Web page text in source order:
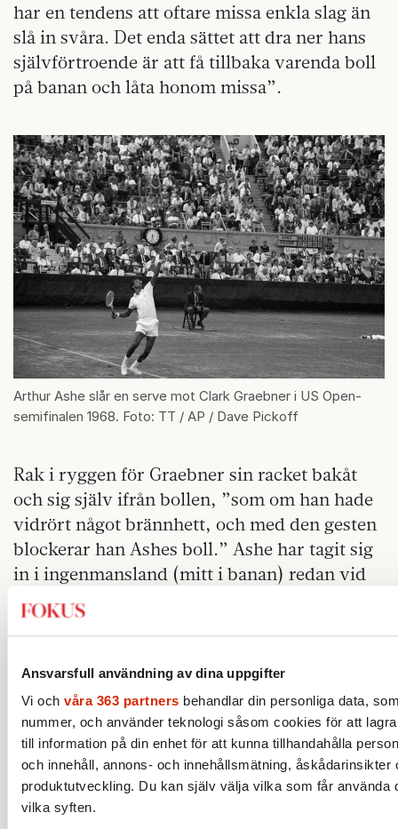
Ansvarsfull användning av dina uppgifter
Vi och våra 363 partners behandlar din personliga data,
nummer, och använder teknologi såsom cookies för att
till information på din enhet för att kunna tillhandahålla
och innehåll, annons- och innehållsmätning, åskådarinsikter
produktutveckling. Du kan själv välja vilka som får använda
vilka syften.
har en tendens att oftare missa enkla slag än
slå in svåra. Det enda sättet att dra ner hans
självförtroende är att få tillbaka varenda boll
på banan och låta honom missa”.
Arthur Ashe slår en serve mot Clark Graebner i US Open-
semifinalen 1968. Foto: TT / AP / Dave Pickoff
Rak i ryggen för Graebner sin racket bakåt
och sig själv ifrån bollen, ”som om han hade
vidrört något brännhett, och med den gesten
blockerar han Ashes boll.” Ashe har tagit sig
in i ingenmansland (mitt i banan) redan vid
linjen mellan serverutorna, väntar på att slå
sin volley. Bara en extremt snabb mänsklig
är kvick, passerar nätet med snål marginal
och sjunker mot Ashes backhand. Därifrån
kommer Ashe inte att kunna slå den hårt.
Han slår den i stället uppåt, löst, men djupt,
mot Graebners backhand.
Graebner är klar över sin strategi, håll bara